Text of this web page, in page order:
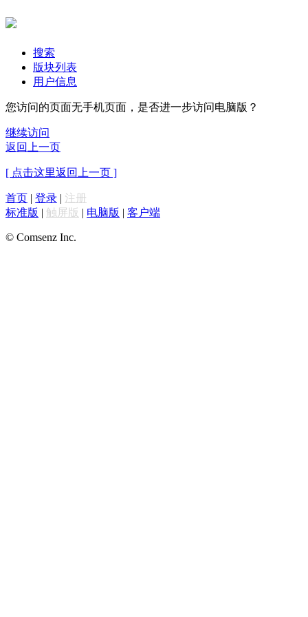
搜索
版块列表
用户信息
您访问的页面无手机页面，是否进一步访问电脑版？
继续访问
返回上一页
[ 点击这里返回上一页 ]
首页 | 登录 | 注册
标准版 | 触屏版 | 电脑版 | 客户端
© Comsenz Inc.